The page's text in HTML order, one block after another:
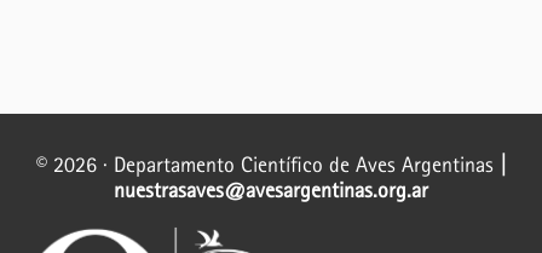
© 2026 · Departamento Científico de Aves Argentinas
nuestrasaves@avesargentinas.org.ar